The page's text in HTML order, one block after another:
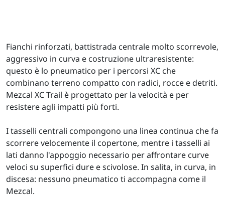
Fianchi rinforzati, battistrada centrale molto scorrevole,
aggressivo in curva e costruzione ultraresistente:
questo è lo pneumatico per i percorsi XC che
combinano terreno compatto con radici, rocce e detriti.
Mezcal XC Trail è progettato per la velocità e per
resistere agli impatti più forti.
I tasselli centrali compongono una linea continua che fa
scorrere velocemente il copertone, mentre i tasselli ai
lati danno l'appoggio necessario per affrontare curve
veloci su superfici dure e scivolose. In salita, in curva, in
discesa: nessuno pneumatico ti accompagna come il
Mezcal.